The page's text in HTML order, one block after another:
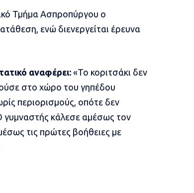
Τμήμα Ασπροπύργου ο
ενώ διενεργείται έρευνα
αναφέρει:«Το κοριτσάκι δεν
στο χώρο του γηπέδου
περιορισμούς, οπότε δεν
γυμναστής κάλεσε αμέσως τον
τις πρώτες βοήθειες με